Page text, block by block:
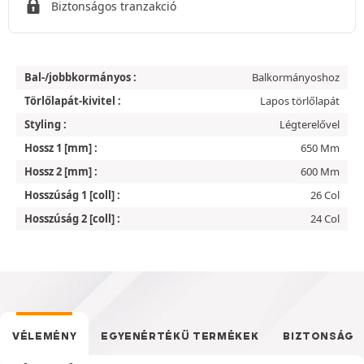
Biztonságos tranzakció
Bal-/jobbkormányos :
Balkormányoshoz
Törlőlapát-kivitel :
Lapos törlőlapát
Styling :
Légterelővel
Hossz 1 [mm] :
650 Mm
Hossz 2 [mm] :
600 Mm
Hosszúság 1 [coll] :
26 Col
Hosszúság 2 [coll] :
24 Col
VÉLEMÉNY EGYENÉRTÉKŰ TERMÉKEK BIZTONSÁG